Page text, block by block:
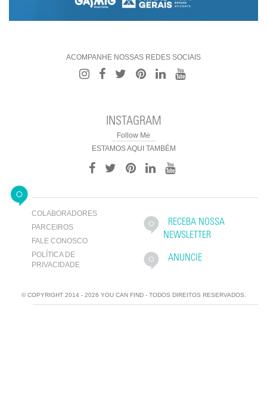
ACOMPANHE NOSSAS REDES SOCIAIS
INSTAGRAM
Follow Me
ESTAMOS AQUI TAMBÉM
COLABORADORES
PARCEIROS
FALE CONOSCO
POLÍTICA DE
PRIVACIDADE
RECEBA NOSSA
NEWSLETTER
ANUNCIE
© COPYRIGHT 2014 - 2026 YOU CAN FIND - TODOS DIREITOS RESERVADOS.